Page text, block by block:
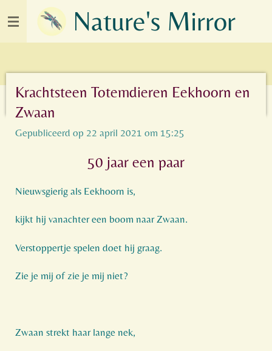
Ga
hoofdinhoud
Nature's Mirror
Krachtsteen Totemdieren Eekhoorn en
Zwaan
Gepubliceerd op 22 april 2021 om 15:25
50 jaar een paar
Nieuwsgierig als Eekhoorn is,
kijkt hij vanachter een boom naar Zwaan.
Verstoppertje spelen doet hij graag.
Zie je mij of zie je mij niet?
Zwaan strekt haar lange nek,